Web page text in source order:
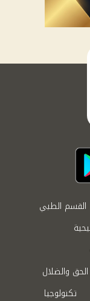
القسم الطبي
الحق والضلال
تكنولوجيا